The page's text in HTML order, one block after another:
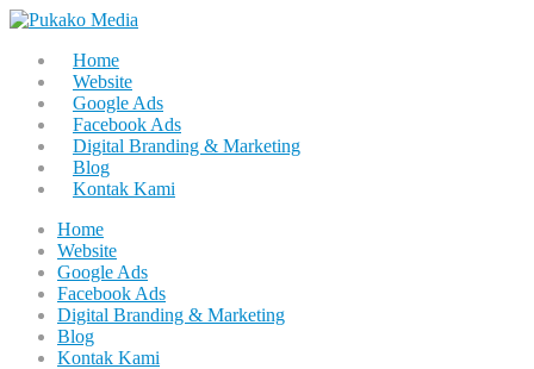
Home
Website
Google Ads
Facebook Ads
Digital Branding & Marketing
Blog
Kontak Kami
Home
Website
Google Ads
Facebook Ads
Digital Branding & Marketing
Blog
Kontak Kami